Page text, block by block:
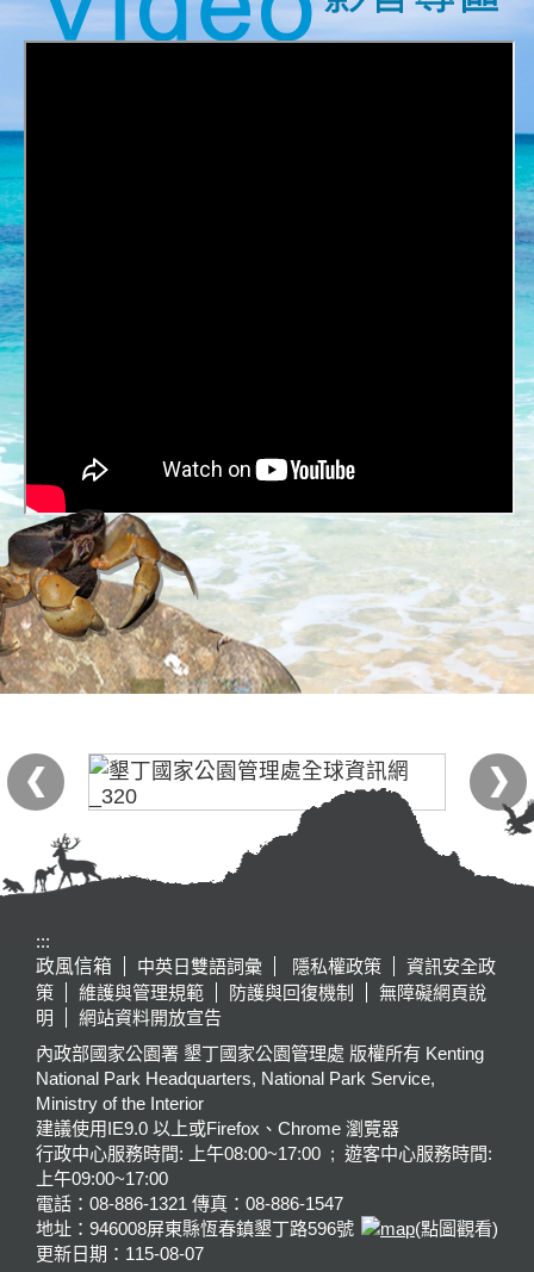
:::
政風信箱
中英日雙語詞彙 隱私權政策
資訊安全政
策
維護與管理規範 防護與回復機制
無障礙網頁說
明
網站資料開放宣告
內政部國家公園署 墾丁國家公園管理處 版權所有 Kenting
National Park Headquarters, National Park Service,
Ministry of the Interior
建議使用IE9.0 以上或Firefox、Chrome 瀏覽器
行政中心服務時間: 上午08:00~17:00 ; 遊客中心服務時間:
上午09:00~17:00
電話：08-886-1321 傳真：08-886-1547
地址：946008屏東縣恆春鎮墾丁路596號
(點圖觀看)
更新日期： 115-08-07